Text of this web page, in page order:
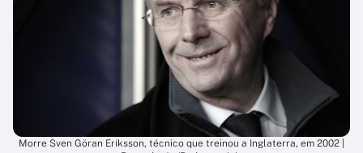
Morre Sven Göran Eriksson, técnico que treinou a Inglaterra, em 2002 |